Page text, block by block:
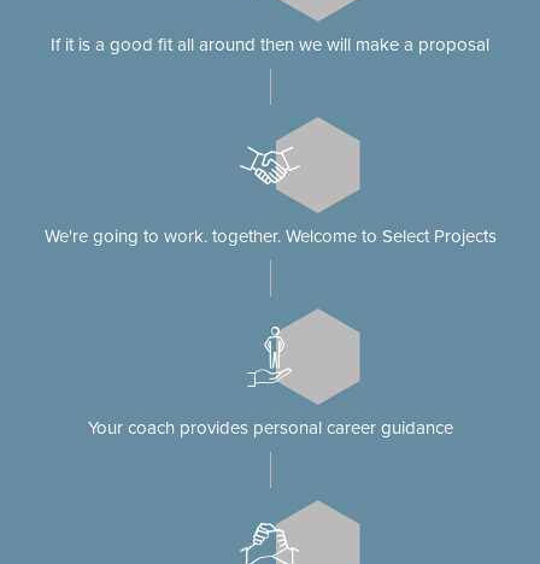
If it is a good fit all around then we will make a proposal
We're going to work. together. Welcome to Select Projects
Your coach provides personal career guidance